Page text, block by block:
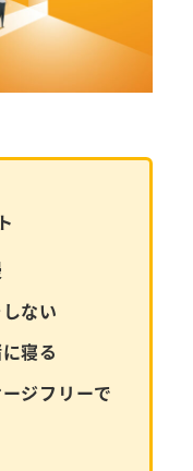
ない
寝る
ジフリーで